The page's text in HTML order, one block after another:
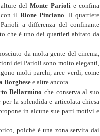
alture delMonte Pariolie confina
con il Rione Pinciano. Il quartiere
Parioli a differenza del confinante
che è uno dei quartieri abitato da
da molta gente del cinema,
dei Parioli sono molto eleganti,
molti parchi, aree verdi, come
Borghesee altre ancora.
Bellarminoche conserva al suo
per la splendida e articolata chiesa
in alcune sue parti motivi e
poichè è una zona servita dai